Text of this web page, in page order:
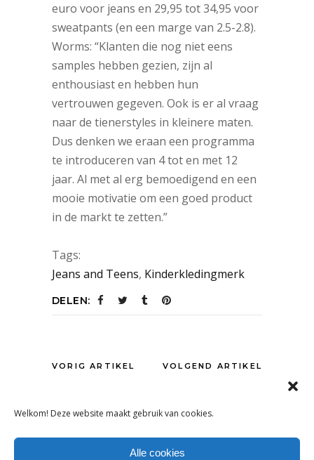
Welkom! Deze website maakt gebruik van cookies.
Alle cookies
euro voor jeans en 29,95 tot 34,95 voor
sweatpants (en een marge van 2.5-2.8).
Worms: “Klanten die nog niet eens
samples hebben gezien, zijn al
enthousiast en hebben hun
vertrouwen gegeven. Ook is er al vraag
naar de tienerstyles in kleinere maten.
Dus denken we eraan een programma
te introduceren van 4 tot en met 12
jaar. Al met al erg bemoedigend en een
mooie motivatie om een goed product
in de markt te zetten.”
Tags:
Jeans and Teens, Kinderkledingmerk
DELEN:
VORIG ARTIKEL VOLGEND ARTIKEL
OOK INTERESSANT